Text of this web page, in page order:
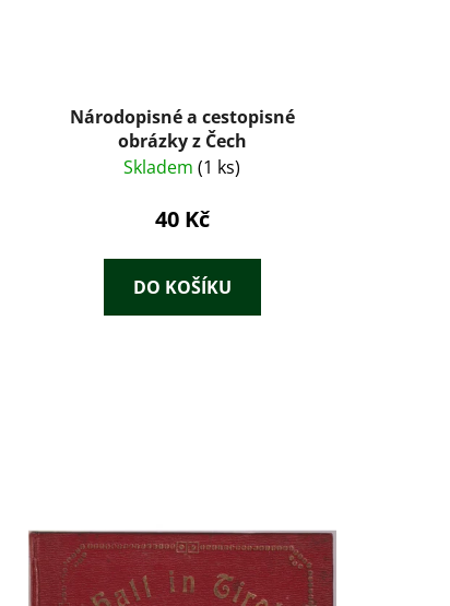
Národopisné a cestopisné
obrázky z Čech
Skladem(1 ks)
40 Kč
DO KOŠÍKU